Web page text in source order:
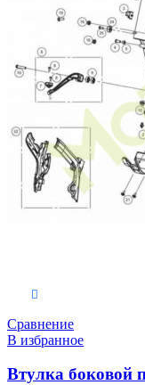
Сравнение
В избранное
Втулка боковой